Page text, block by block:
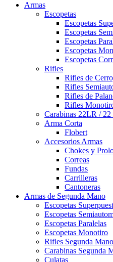
Armas
Escopetas
Escopetas
Escopetas
Escopetas
Escopetas
Escopetas
Rifles
Rifles de
Rifles
Rifles de
Rifles
Carabinas 22LR /
Arma Corta
Flobert
Accesorios Armas
Chokes y
Correas
Fundas
Carrilleras
Cantoneras
Armas de Segunda Mano
Escopetas
Escopetas
Escopetas Paralelas
Escopetas Monotiro
Rifles Segunda Mano
Carabinas Segunda
Culatas